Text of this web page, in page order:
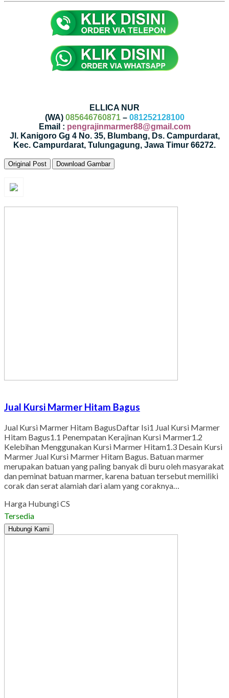
ELLICA NUR
(WA) 085646760871– 081252128100
Email : pengrajinmarmer88@gmail.com
Jl. Kanigoro Gg 4 No. 35, Blumbang, Ds. Campurdarat,
Kec. Campurdarat, Tulungagung, Jawa Timur 66272.
Original Post Download Gambar
Jual Kursi Marmer Hitam Bagus
Jual Kursi Marmer Hitam BagusDaftar Isi1 Jual Kursi Marmer
Hitam Bagus1.1 Penempatan Kerajinan Kursi Marmer1.2
Kelebihan Menggunakan Kursi Marmer Hitam1.3 Desain Kursi
Marmer Jual Kursi Marmer Hitam Bagus. Batuan marmer
merupakan batuan yang paling banyak di buru oleh masyarakat
dan peminat batuan marmer, karena batuan tersebut memiliki
corak dan serat alamiah dari alam yang coraknya…
Harga Hubungi CS
Tersedia
Hubungi Kami